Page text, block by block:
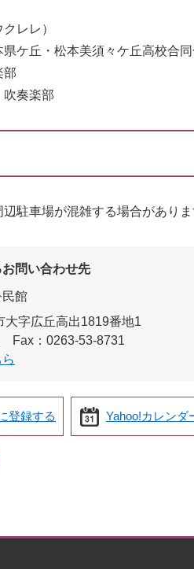
レレ）
ケ丘・松本美須々ケ丘高校合同
部
奏楽部
駐車場が混雑する場合があり
問い合わせ先
館
大字広丘高出1819番地1
Fax：0263-53-8731
登録する Yahoo!カレンダ